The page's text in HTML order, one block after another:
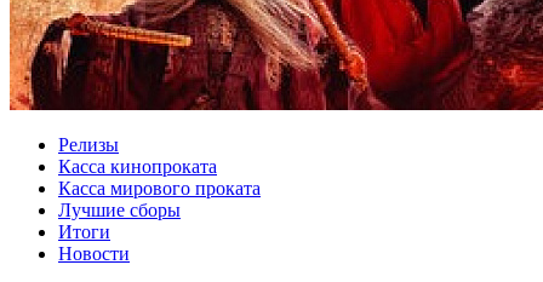
Релизы
Касса кинопроката
Касса мирового проката
Лучшие сборы
Итоги
Новости